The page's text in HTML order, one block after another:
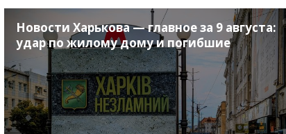
Новости Харькова — главное за 9 августа:
удар по жилому дому и погибшие